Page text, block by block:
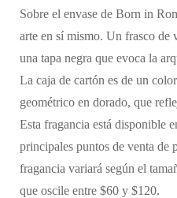
Sobre el envase de Born in
arte en sí mismo. Un frasco de
una tapa negra que evoca la
La caja de cartón es de un
geométrico en dorado, que
Esta fragancia está disponible
principales puntos de venta de
fragancia variará según el
que oscile entre $60 y $120.